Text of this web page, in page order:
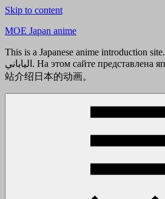
Skip to content
MOE Japan anime
This is a Japanese anime introduction site. يقدم هذا الموقع أنيمي
الياباني. На этом сайте представлена японская анимация. 本网
站介绍日本的动画。